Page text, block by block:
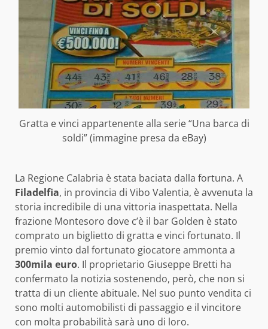
Gratta e vinci appartenente alla serie “Una barca di
soldi” (immagine presa da eBay)
La Regione Calabria è stata baciata dalla fortuna. A
Filadelfia, in provincia di Vibo Valentia, è avvenuta la
storia incredibile di una vittoria inaspettata. Nella
frazione Montesoro dove c’è il bar Golden è stato
comprato un biglietto di gratta e vinci fortunato. Il
premio vinto dal fortunato giocatore ammonta a
300mila euro. Il proprietario Giuseppe Bretti ha
confermato la notizia sostenendo, però, che non si
tratta di un cliente abituale. Nel suo punto vendita ci
sono molti automobilisti di passaggio e il vincitore
con molta probabilità sarà uno di loro.